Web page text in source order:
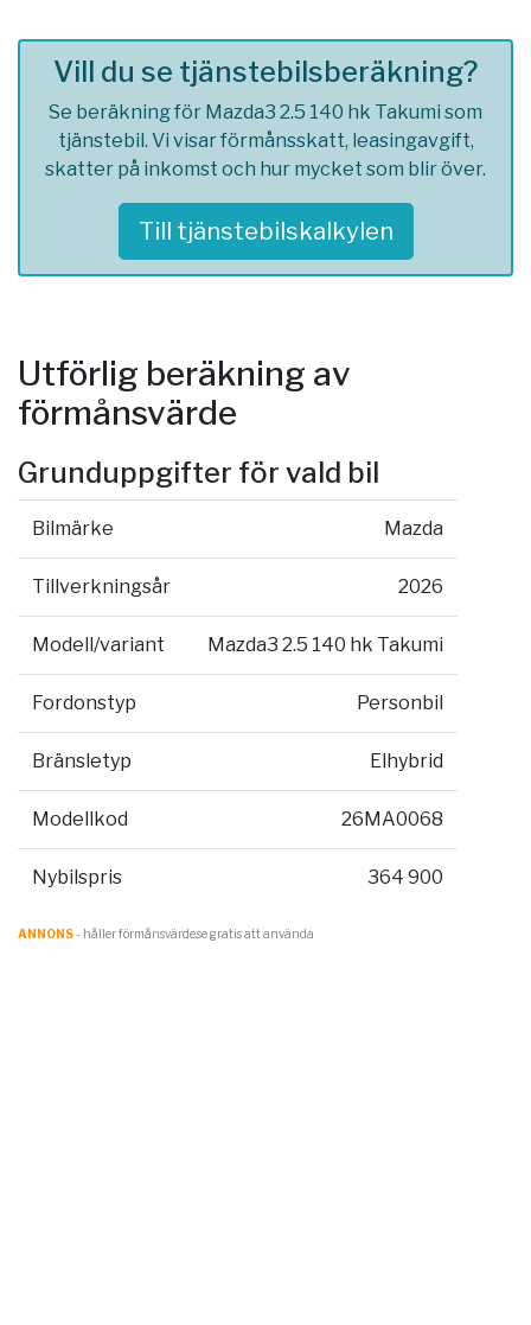
Vill du se tjänstebilsberäkning?
Se beräkning för Mazda3 2.5 140 hk Takumi som
tjänstebil. Vi visar förmånsskatt, leasingavgift,
skatter på inkomst och hur mycket som blir över.
Till tjänstebilskalkylen
Utförlig beräkning av
förmånsvärde
Grunduppgifter för vald bil
Bilmärke Mazda
Tillverkningsår 2026
Modell/variant Mazda3 2.5 140 hk Takumi
Fordonstyp Personbil
Bränsletyp Elhybrid
Modellkod 26MA0068
Nybilspris 364 900
ANNONS- håller förmånsvärde.se gratis att använda